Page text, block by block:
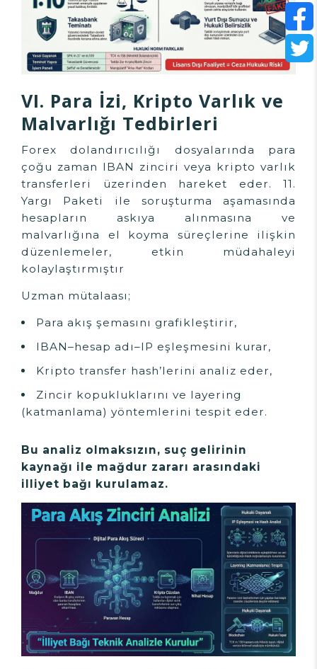
VI. Para İzi, Kripto Varlık ve
Malvarlığı Tedbirleri
Forex dolandırıcılığı dosyalarında para
çoğu zaman IBAN zinciri veya kripto varlık
transferleri üzerinden hareket eder. 11.
Yargı Paketi ile soruşturma aşamasında
hesapların askıya alınmasına ve
malvarlığına el koyma süreçlerine ilişkin
düzenlemeler, etkin müdahaleyi
kolaylaştırmıştır
Uzman mütalaası;
Para akış şemasını grafikleştirir,
IBAN–hesap adı–IP eşleşmesini kurar,
Kripto transfer hash’lerini analiz eder,
Zincir kopukluklarını ve layering
(katmanlama) yöntemlerini tespit eder.
Bu analiz olmaksızın, suç gelirinin
kaynağı ile mağdur zararı arasındaki
illiyet bağı kurulamaz.